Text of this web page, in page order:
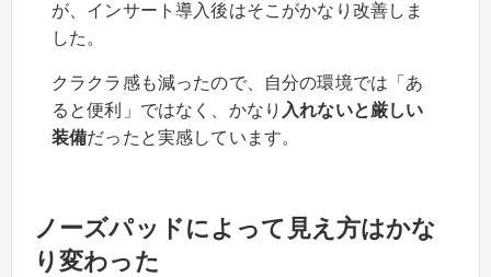
が、インサート導入後はそこがかなり改善しま
した。
クラクラ感も減ったので、自分の環境では「あ
ると便利」ではなく、かなり 入れないと厳しい
装備だったと実感しています。
ノーズパッドによって見え方はかな
り変わった